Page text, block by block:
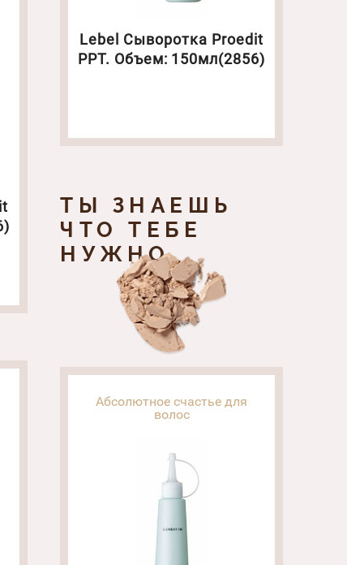
Lebel Сыворотка Proedit
РРТ. Объем: 150мл(2856)
ТЫ ЗНАЕШЬ
ЧТО ТЕБЕ
НУЖНО
Абсолютное счастье для
волос